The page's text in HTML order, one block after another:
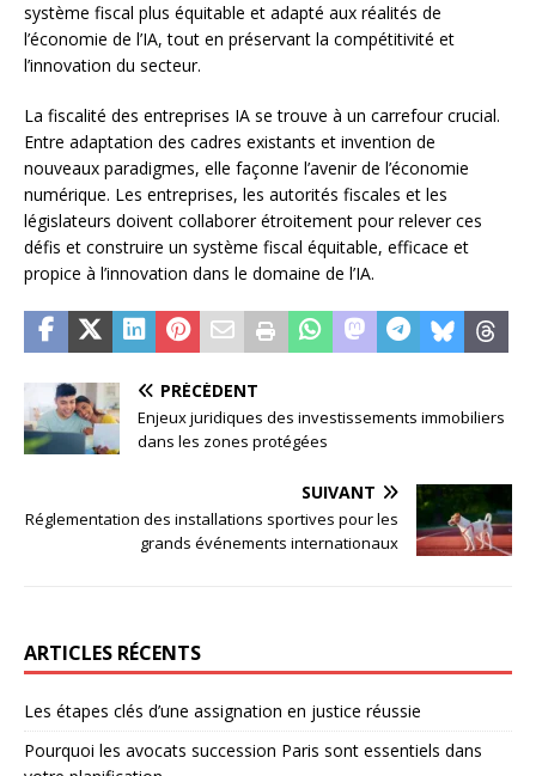
système fiscal plus équitable et adapté aux réalités de
l’économie de l’IA, tout en préservant la compétitivité et
l’innovation du secteur.
La fiscalité des entreprises IA se trouve à un carrefour crucial.
Entre adaptation des cadres existants et invention de
nouveaux paradigmes, elle façonne l’avenir de l’économie
numérique. Les entreprises, les autorités fiscales et les
législateurs doivent collaborer étroitement pour relever ces
défis et construire un système fiscal équitable, efficace et
propice à l’innovation dans le domaine de l’IA.
PRÉCÉDENT
Enjeux juridiques des investissements immobiliers
dans les zones protégées
SUIVANT
Réglementation des installations sportives pour les
grands événements internationaux
ARTICLES RÉCENTS
Les étapes clés d’une assignation en justice réussie
Pourquoi les avocats succession Paris sont essentiels dans